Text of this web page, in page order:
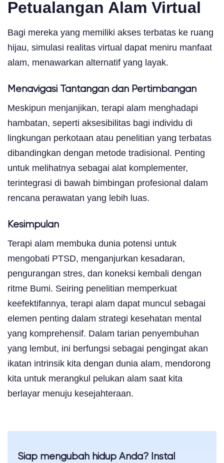
Petualangan Alam Virtual
Bagi mereka yang memiliki akses terbatas ke ruang
hijau, simulasi realitas virtual dapat meniru manfaat
alam, menawarkan alternatif yang layak.
Menavigasi Tantangan dan Pertimbangan
Meskipun menjanjikan, terapi alam menghadapi
hambatan, seperti aksesibilitas bagi individu di
lingkungan perkotaan atau penelitian yang terbatas
dibandingkan dengan metode tradisional. Penting
untuk melihatnya sebagai alat komplementer,
terintegrasi di bawah bimbingan profesional dalam
rencana perawatan yang lebih luas.
Kesimpulan
Terapi alam membuka dunia potensi untuk
mengobati PTSD, menganjurkan kesadaran,
pengurangan stres, dan koneksi kembali dengan
ritme Bumi. Seiring penelitian memperkuat
keefektifannya, terapi alam dapat muncul sebagai
elemen penting dalam strategi kesehatan mental
yang komprehensif. Dalam tarian penyembuhan
yang lembut, ini berfungsi sebagai pengingat akan
ikatan intrinsik kita dengan dunia alam, mendorong
kita untuk merangkul pelukan alam saat kita
berlayar menuju kesejahteraan.
Siap mengubah hidup Anda? Instal